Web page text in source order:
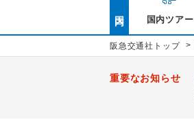
国内ツアー
阪急交通社トップ >
重要なお知らせ